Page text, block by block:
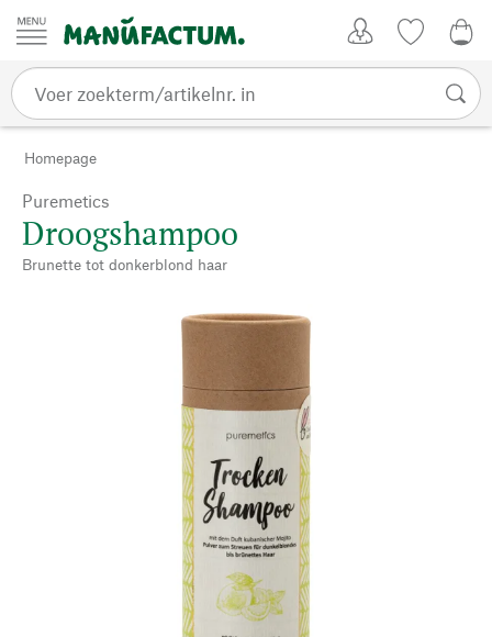
Passer au contenu
Homepage
Puremetics
Droogshampoo
Brunette tot donkerblond haar